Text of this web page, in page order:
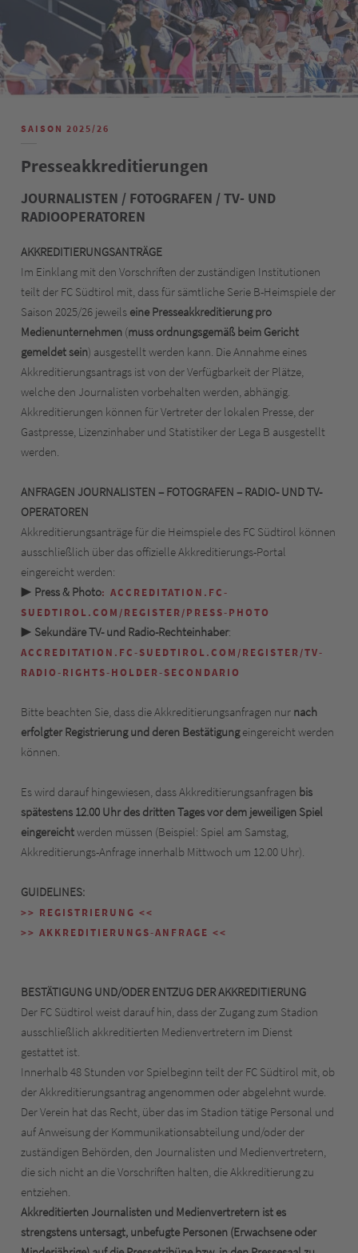
SAISON 2025/26
Presseakkreditierungen
JOURNALISTEN / FOTOGRAFEN / TV- UND
RADIOOPERATOREN
AKKREDITIERUNGSANTRÄGE
Im Einklang mit den Vorschriften der zuständigen Institutionen
teilt der FC Südtirol mit, dass für sämtliche Serie B-Heimspiele der
Saison 2025/26 jeweils eine Presseakkreditierung pro
Medienunternehmen (muss ordnungsgemäß beim Gericht
gemeldet sein) ausgestellt werden kann. Die Annahme eines
Akkreditierungsantrags ist von der Verfügbarkeit der Plätze,
welche den Journalisten vorbehalten werden, abhängig.
Akkreditierungen können für Vertreter der lokalen Presse, der
Gastpresse, Lizenzinhaber und Statistiker der Lega B ausgestellt
werden.
ANFRAGEN JOURNALISTEN – FOTOGRAFEN – RADIO- UND TV-
OPERATOREN
Akkreditierungsanträge für die Heimspiele des FC Südtirol können
ausschließlich über das offizielle Akkreditierungs-Portal
eingereicht werden:
▶ Press & Photo: ACCREDITATION.FC-
SUEDTIROL.COM/REGISTER/PRESS-PHOTO
▶ Sekundäre TV- und Radio-Rechteinhaber:
ACCREDITATION.FC-SUEDTIROL.COM/REGISTER/TV-
RADIO-RIGHTS-HOLDER-SECONDARIO
Bitte beachten Sie, dass die Akkreditierungsanfragen nur nach
erfolgter Registrierung und deren Bestätigungeingereicht werden
können.
Es wird darauf hingewiesen, dass Akkreditierungsanfragen bis
spätestens 12.00 Uhr des dritten Tages vor dem jeweiligen Spiel
eingereichtwerden müssen (Beispiel: Spiel am Samstag,
Akkreditierungs-Anfrage innerhalb Mittwoch um 12.00 Uhr).
GUIDELINES:
>> REGISTRIERUNG <<
>> AKKREDITIERUNGS-ANFRAGE <<
BESTÄTIGUNG UND/ODER ENTZUG DER AKKREDITIERUNG
Der FC Südtirol weist darauf hin, dass der Zugang zum Stadion
ausschließlich akkreditierten Medienvertretern im Dienst
gestattet ist.
Innerhalb 48 Stunden vor Spielbeginn teilt der FC Südtirol mit, ob
der Akkreditierungsantrag angenommen oder abgelehnt wurde.
Der Verein hat das Recht, über das im Stadion tätige Personal und
auf Anweisung der Kommunikationsabteilung und/oder der
zuständigen Behörden, den Journalisten und Medienvertretern,
die sich nicht an die Vorschriften halten, die Akkreditierung zu
entziehen.
Akkreditierten Journalisten und Medienvertretern ist es
strengstens untersagt, unbefugte Personen (Erwachsene oder